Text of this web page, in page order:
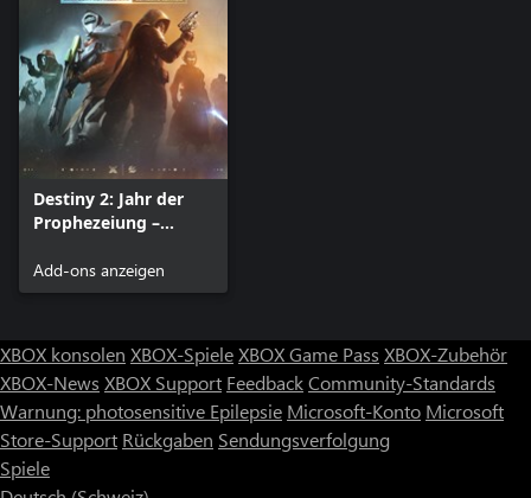
Destiny 2: Jahr der
Prophezeiung –
Add-ons anzeigen
XBOX konsolen XBOX-SpieleXBOX Game Pass XBOX-Zubehör
XBOX-News XBOX Support FeedbackCommunity-Standards
Warnung: photosensitive Epilepsie Microsoft-Konto Microsoft
Store-Support Rückgaben Sendungsverfolgung
Spiele